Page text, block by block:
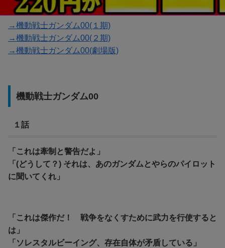
→機動戦士ガンダム00(１期)
→機動戦士ガンダム00(２期)
→機動戦士ガンダム00(劇場版)
機動戦士ガンダム00
１話
「これは牽制と警告だよ」
「(どうして？) それは、あのガンダムとやらのパイロット
に聞いてくれ」
「これは傑作だ！ 戦争をなくすために武力を行使すると
は」
「ソレスタルビーイング、存在自体が矛盾している」